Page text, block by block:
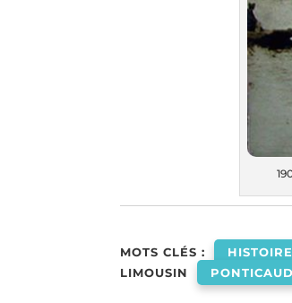
MOTS CLÉS : HISTOIRE
LIMOUSIN